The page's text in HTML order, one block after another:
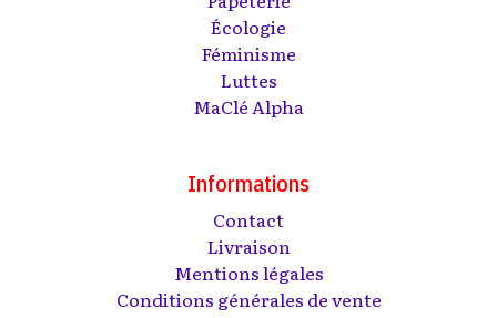
Écologie
Féminisme
Luttes
MaClé Alpha
Informations
Contact
Livraison
Mentions légales
Conditions générales de vente